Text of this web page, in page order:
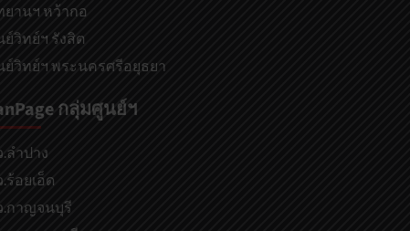
ยานฯ หว้ากอ
ย์วิทย์ฯ รังสิต
ย์วิทย์ฯ พระนครศรีอยุธยา
กลุ่มศูนย์ฯ
.ลำปาง
ร้อยเอ็ด
.กาญจนบุรี